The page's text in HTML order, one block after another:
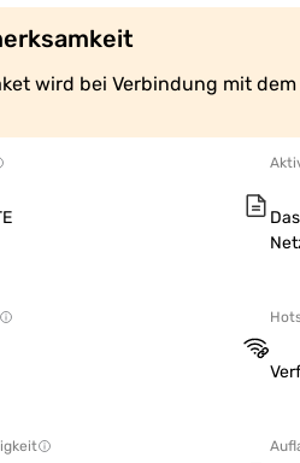
wird bei Verbindung mit